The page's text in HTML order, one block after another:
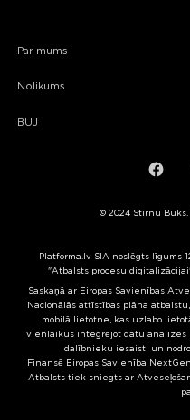
Par mums
Nolikums
BUJ
© 2024 Stirnu
Platforma.lv SIA noslēgts līgums
"Atbalsts procesu
Saskaņā ar Eiropas Savienības
Nacionālās attīstības plāna
mobilā lietotne, kas uzlabo
vienlaikus integrējot datu analīzes
dalībnieku iesaisti un
Finansē Eiropas Savienība
Atbalsts tiek sniegts ar